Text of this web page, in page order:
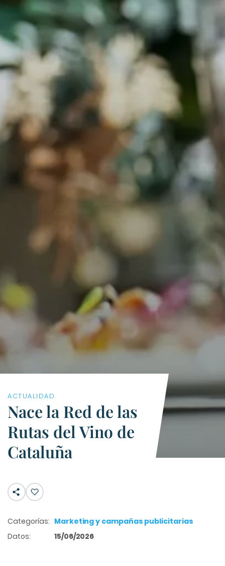
ACTUALIDAD
Nace la Red de las
Rutas del Vino de
Cataluña
Categorías: Marketing y campañas publicitarias
Datos:
15/06/2026